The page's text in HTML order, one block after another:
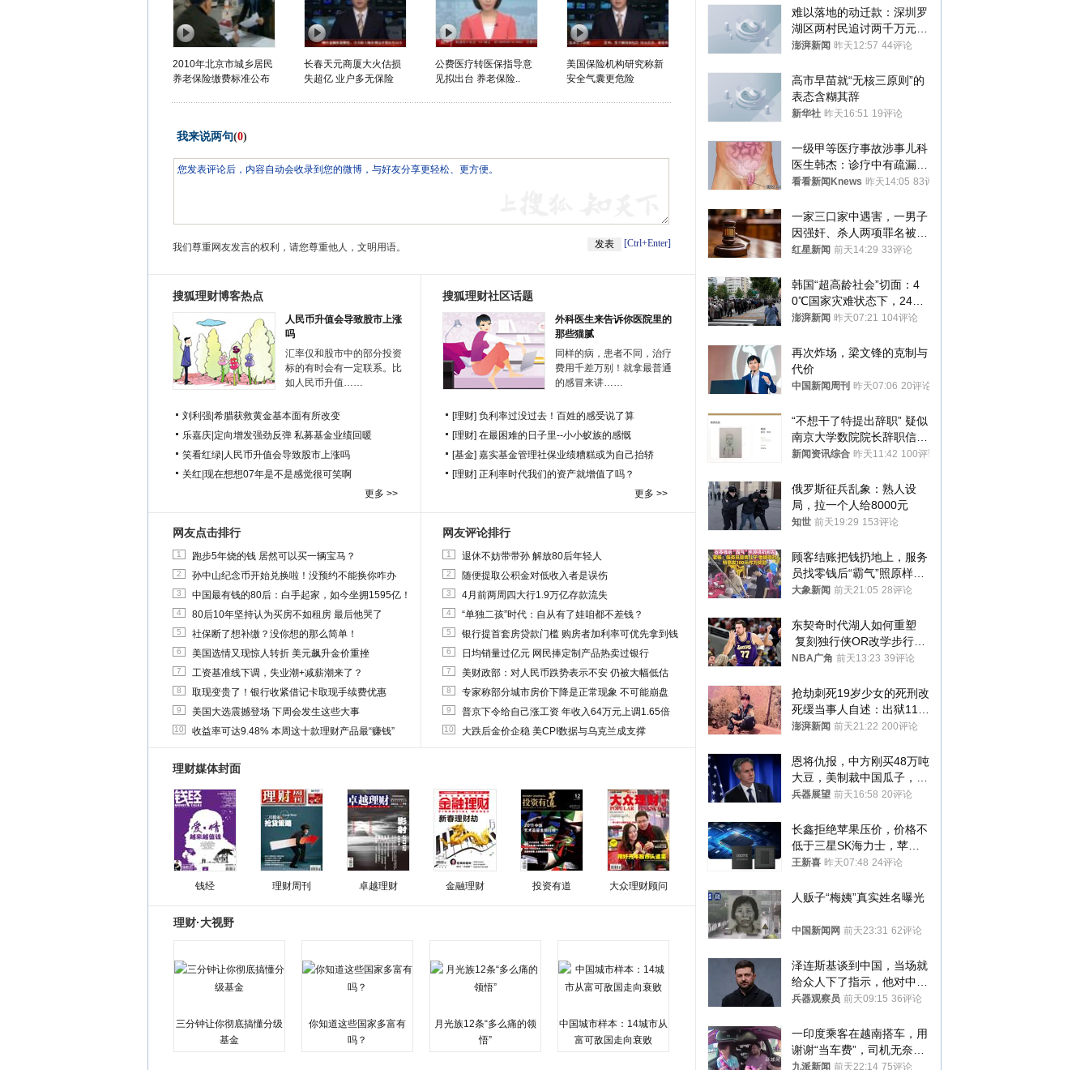
2010年北京市城乡居民
养老保险缴费标准公布
长春天元商厦大火估损
失超亿 业户多无保险
公费医疗转医保指导意
见拟出台 养老保险..
美国保险机构研究称新
安全气囊更危险
我来说两句(0)
我们尊重网友发言的权利，请您尊重他人，文明用语。 [Ctrl+Enter]
搜狐理财博客热点
人民币升值会导致股市上涨
吗
汇率仅和股市中的部分投资
标的有时会有一定联系。比
如人民币升值……
刘利强 希腊获救黄金基本面有所改变
乐嘉庆 定向增发强劲反弹 私募基金业绩回暖
笑看红绿 人民币升值会导致股市上涨吗
关红 现在想想07年是不是感觉很可笑啊
更多 >>
搜狐理财社区话题
外科医生来告诉你医院里的
那些猫腻
同样的病，患者不同，治疗
费用千差万别！就拿最普通
的感冒来讲……
[理财] 负利率过没过去！百姓的感受说了算
[理财] 在最困难的日子里--小小蚁族的感慨
[基金] 嘉实基金管理社保业绩糟糕或为自己抬轿
[理财] 正利率时代我们的资产就增值了吗？
更多 >>
网友点击排行
1 跑步5年烧的钱 居然可以买一辆宝马？
2 孙中山纪念币开始兑换啦！没预约不能换你咋办
3 中国最有钱的80后：白手起家，如今坐拥1595亿！
4 80后10年坚持认为买房不如租房 最后他哭了
5 社保断了想补缴？没你想的那么简单！
6 美国选情又现惊人转折 美元飙升金价重挫
7 工资基准线下调，失业潮+减薪潮来了？
8 取现变贵了！银行收紧借记卡取现手续费优惠
9 美国大选震撼登场 下周会发生这些大事
10 收益率可达9.48% 本周这十款理财产品最“赚钱”
网友评论排行
1 退休不妨带带孙 解放80后年轻人
2 随便提取公积金对低收入者是误伤
3 4月前两周四大行1.9万亿存款流失
4 “单独二孩”时代：自从有了娃咱都不差钱？
5 银行提首套房贷款门槛 购房者加利率可优先拿到钱
6 日均销量过亿元 网民捧定制产品热卖过银行
7 美财政部：对人民币跌势表示不安 仍被大幅低估
8 专家称部分城市房价下降是正常现象 不可能崩盘
9 普京下令给自己涨工资 年收入64万元上调1.65倍
10 大跌后金价企稳 美CPI数据与乌克兰成支撑
理财媒体封面
钱经 理财周刊 卓越理财 金融理财 投资有道 大众理财顾问
理财·大视野
三分钟让你彻底搞懂分级
基金
你知道这些国家多富有
吗？
月光族12条“多么痛的领
悟”
中国城市样本：14城市从
富可敌国走向衰败
难以落地的动迁款：深圳罗
湖区两村民追讨两千万元动
迁款八年未果
澎湃新闻 昨天12:57 44评论
高市早苗就“无核三原则”的
表态含糊其辞
新华社 昨天16:51 19评论
一级甲等医疗事故涉事儿科
医生韩杰：诊疗中有疏漏，
我认错，但不能认罪
看看新闻Knews 昨天14:05 83评论
一家三口家中遇害，一男子
因强奸、杀人两项罪名被判
死缓 最高检介入后改判无
红星新闻 前天14:29 33评论
韩国“超高龄社会”切面：4
0℃国家灾难状态下，2400
名首尔老人还在巷子里收废
澎湃新闻 昨天07:21 104评论
再次炸场，梁文锋的克制与
代价
中国新闻周刊 昨天07:06 20评论
“不想干了特提出辞职” 疑似
南京大学数院院长辞职信流
传 院方回应
新闻资讯综合 昨天11:42 100评论
俄罗斯征兵乱象：熟人设
局，拉一个人给8000元
知世 前天19:29 153评论
顾客结账把钱扔地上，服务
员找零钱后“霸气”照原样扔
回去
大象新闻 前天21:05 28评论
东契奇时代湖人如何重塑
复刻独行侠OR改学步行
者？
NBA广角 前天13:23 39评论
抢劫刺死19岁少女的死刑改
死缓当事人自述：出狱11年
间始终刻意躲避被害人家属
澎湃新闻 前天21:22 200评论
恩将仇报，中方刚买48万吨
大豆，美制裁中国瓜子，布
林肯措辞变了
兵器展望 前天16:58 20评论
长鑫拒绝苹果压价，价格不
低于三星SK海力士，苹果
失去了议价权
王新喜 昨天07:48 24评论
人贩子“梅姨”真实姓名曝光
中国新闻网 前天23:31 62评论
泽连斯基谈到中国，当场就
给众人下了指示，他对中国
和中乌关系，显然又有了新
兵器观察员 前天09:15 36评论
一印度乘客在越南搭车，用
谢谢“当车费”，司机无奈发
笑；印度网友：不代表印度
九派新闻 前天22:14 75评论